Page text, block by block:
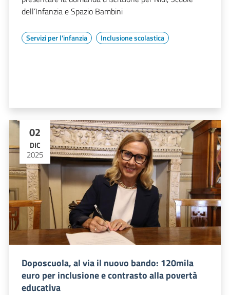
dell’Infanzia e Spazio Bambini
Servizi per l'infanzia Inclusione scolastica
02
DIC
2025
Doposcuola, al via il nuovo bando: 120mila
euro per inclusione e contrasto alla povertà
educativa